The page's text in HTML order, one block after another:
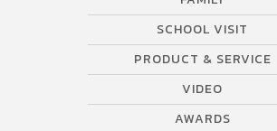
SCHOOL VISIT
PRODUCT & SERVICE
VIDEO
AWARDS